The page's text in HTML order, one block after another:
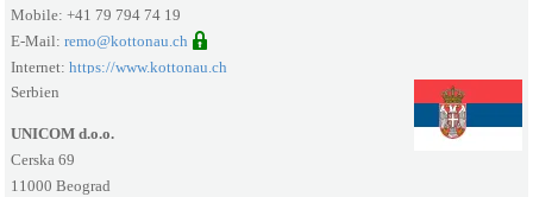
Mobile: +41 79 794 74 19
E-Mail:remo@kottonau.ch
Internet:https://www.kottonau.ch
Serbien
UNICOM d.o.o.
Cerska 69
11000 Beograd